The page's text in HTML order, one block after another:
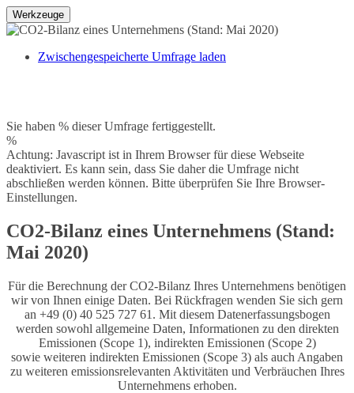
Werkzeuge
Zwischengespeicherte Umfrage laden
Sie haben % dieser Umfrage fertiggestellt.
%
Achtung: Javascript ist in Ihrem Browser für diese Webseite
deaktiviert. Es kann sein, dass Sie daher die Umfrage nicht
abschließen werden können. Bitte überprüfen Sie Ihre Browser-
Einstellungen.
CO2-Bilanz eines Unternehmens (Stand:
Mai 2020)
Für die Berechnung der CO2-Bilanz Ihres Unternehmens benötigen
wir von Ihnen einige Daten. Bei Rückfragen wenden Sie sich gern
an +49 (0) 40 525 727 61. Mit diesem Datenerfassungsbogen
werden sowohl allgemeine Daten, Informationen zu den direkten
Emissionen (Scope 1), indirekten Emissionen (Scope 2)
sowie weiteren indirekten Emissionen (Scope 3) als auch Angaben
zu weiteren emissionsrelevanten Aktivitäten und Verbräuchen Ihres
Unternehmens erhoben.